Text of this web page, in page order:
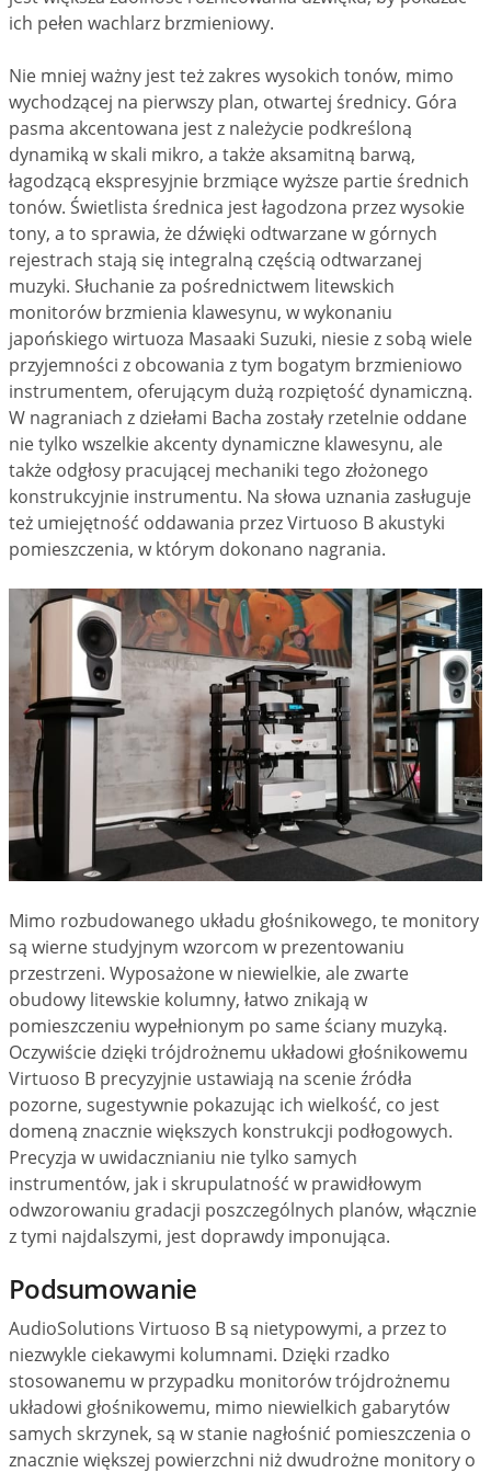
ich pełen wachlarz brzmieniowy.
Nie mniej ważny jest też zakres wysokich tonów, mimo
wychodzącej na pierwszy plan, otwartej średnicy. Góra
pasma akcentowana jest z należycie podkreśloną
dynamiką w skali mikro, a także aksamitną barwą,
łagodzącą ekspresyjnie brzmiące wyższe partie średnich
tonów. Świetlista średnica jest łagodzona przez wysokie
tony, a to sprawia, że dźwięki odtwarzane w górnych
rejestrach stają się integralną częścią odtwarzanej
muzyki. Słuchanie za pośrednictwem litewskich
monitorów brzmienia klawesynu, w wykonaniu
japońskiego wirtuoza Masaaki Suzuki, niesie z sobą wiele
przyjemności z obcowania z tym bogatym brzmieniowo
instrumentem, oferującym dużą rozpiętość dynamiczną.
W nagraniach z dziełami Bacha zostały rzetelnie oddane
nie tylko wszelkie akcenty dynamiczne klawesynu, ale
także odgłosy pracującej mechaniki tego złożonego
konstrukcyjnie instrumentu. Na słowa uznania zasługuje
też umiejętność oddawania przez Virtuoso B akustyki
pomieszczenia, w którym dokonano nagrania.
Mimo rozbudowanego układu głośnikowego, te monitory
są wierne studyjnym wzorcom w prezentowaniu
przestrzeni. Wyposażone w niewielkie, ale zwarte
obudowy litewskie kolumny, łatwo znikają w
pomieszczeniu wypełnionym po same ściany muzyką.
Oczywiście dzięki trójdrożnemu układowi głośnikowemu
Virtuoso B precyzyjnie ustawiają na scenie źródła
pozorne, sugestywnie pokazując ich wielkość, co jest
domeną znacznie większych konstrukcji podłogowych.
Precyzja w uwidacznianiu nie tylko samych
instrumentów, jak i skrupulatność w prawidłowym
odwzorowaniu gradacji poszczególnych planów, włącznie
z tymi najdalszymi, jest doprawdy imponująca.
Podsumowanie
AudioSolutions Virtuoso B są nietypowymi, a przez to
niezwykle ciekawymi kolumnami. Dzięki rzadko
stosowanemu w przypadku monitorów trójdrożnemu
układowi głośnikowemu, mimo niewielkich gabarytów
samych skrzynek, są w stanie nagłośnić pomieszczenia o
znacznie większej powierzchni niż dwudrożne monitory o